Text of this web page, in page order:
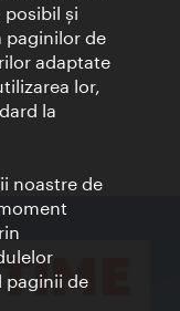
posibil şi
paginilor de
adaptate
lor,
la
noastre de
paginii de